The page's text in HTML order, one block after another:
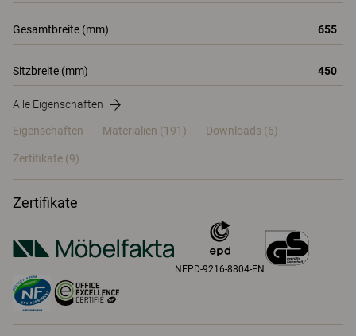
Gesamtbreite (mm) 655
Sitzbreite (mm) 450
Alle Eigenschaften
Eigenschaften Materialien (191) Downloads (6)
Zertifikate (9)
Zertifikate
NEPD-9216-8804-EN